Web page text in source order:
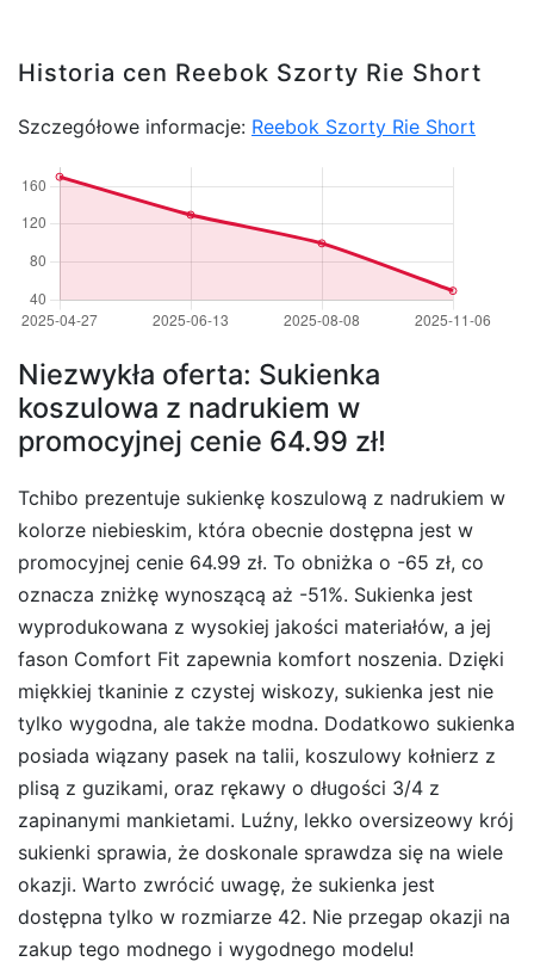
Historia cen Reebok Szorty Rie Short
Szczegółowe informacje: Reebok Szorty Rie Short
Niezwykła oferta: Sukienka
koszulowa z nadrukiem w
promocyjnej cenie 64.99 zł!
Tchibo prezentuje sukienkę koszulową z nadrukiem w
kolorze niebieskim, która obecnie dostępna jest w
promocyjnej cenie 64.99 zł. To obniżka o -65 zł, co
oznacza zniżkę wynoszącą aż -51%. Sukienka jest
wyprodukowana z wysokiej jakości materiałów, a jej
fason Comfort Fit zapewnia komfort noszenia. Dzięki
miękkiej tkaninie z czystej wiskozy, sukienka jest nie
tylko wygodna, ale także modna. Dodatkowo sukienka
posiada wiązany pasek na talii, koszulowy kołnierz z
plisą z guzikami, oraz rękawy o długości 3/4 z
zapinanymi mankietami. Luźny, lekko oversizeowy krój
sukienki sprawia, że doskonale sprawdza się na wiele
okazji. Warto zwrócić uwagę, że sukienka jest
dostępna tylko w rozmiarze 42. Nie przegap okazji na
zakup tego modnego i wygodnego modelu!